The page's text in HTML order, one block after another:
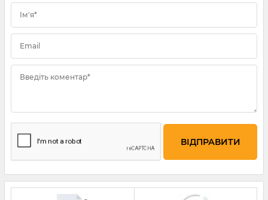
Ім'я*
Email
Введіть коментар*
ВІДПРАВИТИ